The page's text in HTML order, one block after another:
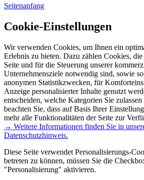
Seitenanfang
Cookie-Einstellungen
Wir verwenden Cookies, um Ihnen ein
Erlebnis zu bieten. Dazu zählen Cookies,
Seite und für die Steuerung unserer
Unternehmensziele notwendig sind, sowie
anonymen Statistikzwecken, für
Anzeige personalisierter Inhalte genutzt
entscheiden, welche Kategorien Sie
beachten Sie, dass auf Basis Ihrer
mehr alle Funktionalitäten der Seite zur
→ Weitere Informationen finden Sie in
Datenschutzhinweis.
Diese Seite verwendet Personalisierungs-
betreten zu können, müssen Sie die
"Personalisierung" aktivieren.